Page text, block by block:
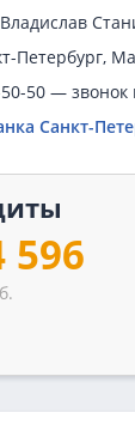
Петербург,
50 —
Санкт-
596